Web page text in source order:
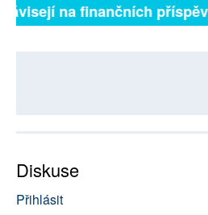
na finančních
Diskuse
Přihlásit